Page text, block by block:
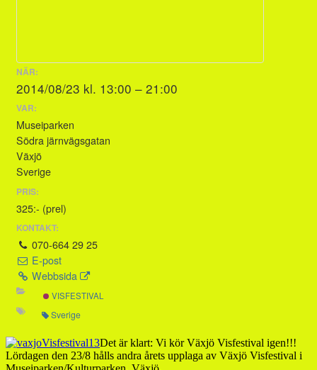
NÄR:
2014/08/23 kl. 13:00 – 21:00
VAR:
Museiparken
Södra järnvägsgatan
Växjö
Sverige
PRIS:
325:- (prel)
KONTAKT:
070-664 29 25
E-post
Webbsida
VISFESTIVAL
Sverige
Det är klart: Vi kör Växjö Visfestival igen!!!
Lördagen den 23/8 hålls andra årets upplaga av Växjö Visfestival i